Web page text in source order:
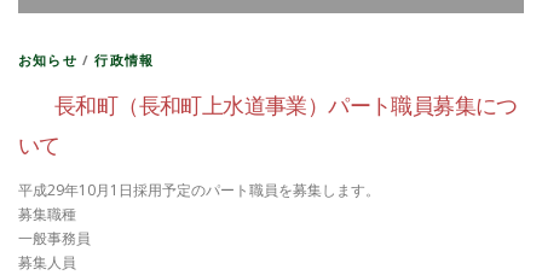
お知らせ /行政情報
長和町（長和町上水道事業）パート職員募集につ
いて
平成29年10月1日採用予定のパート職員を募集します。
募集職種
一般事務員
募集人員